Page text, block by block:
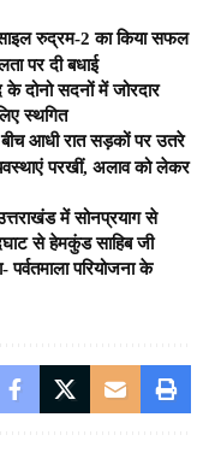
रुद्रम-2 का किया सफल
पर दी बधाई
दोनो सदनों में जोरदार
स्थगित
आधी रात सड़कों पर उतरे
परखीं, अलाव को लेकर
में सोनप्रयाग से
से हेमकुंड साहिब जी
परियोजना के